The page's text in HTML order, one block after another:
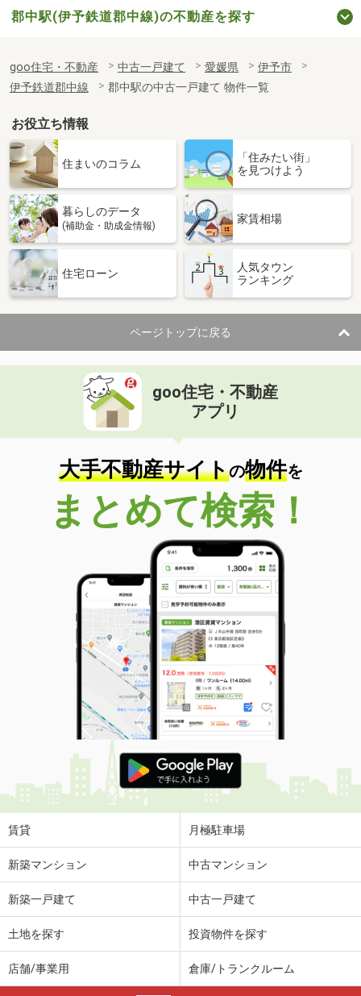
郡中駅(伊予鉄道郡中線)の不動産を探す
goo住宅・不動産 中古一戸建て 愛媛県
伊予市
伊予鉄道郡中線
郡中駅の中古一戸建て 物件一覧
お役立ち情報
住まいのコラム
「住みたい街」
を見つけよう
暮らしのデータ
(補助金・助成金情報)
家賃相場
住宅ローン
人気タウン
ランキング
ページトップに戻る
goo住宅・不動産
アプリ
大手不動産サイトの物件を
まとめて検索！
賃貸 月極駐車場
新築マンション 中古マンション
新築一戸建て 中古一戸建て
土地を探す 投資物件を探す
店舗/事業用 倉庫/トランクルーム